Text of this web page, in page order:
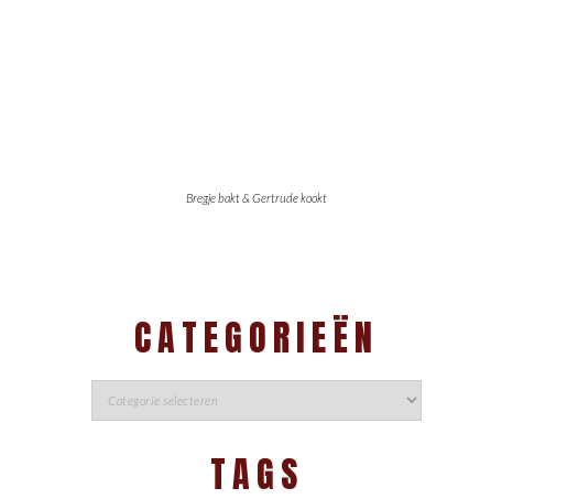
Bregje bakt & Gertrude kookt
CATEGORIEËN
TAGS